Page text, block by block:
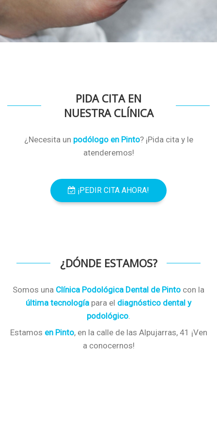
PIDA CITA EN
NUESTRA CLÍNICA
¿Necesita un podólogo en Pinto? ¡Pida cita y le
atenderemos!
¡PEDIR CITA AHORA!
¿DÓNDE ESTAMOS?
Somos una Clínica Podológica Dental de Pinto con la
última tecnología para el diagnóstico dental y
podológico
Estamos en Pinto, en la calle de las Alpujarras, 41 ¡Ven
a conocernos!